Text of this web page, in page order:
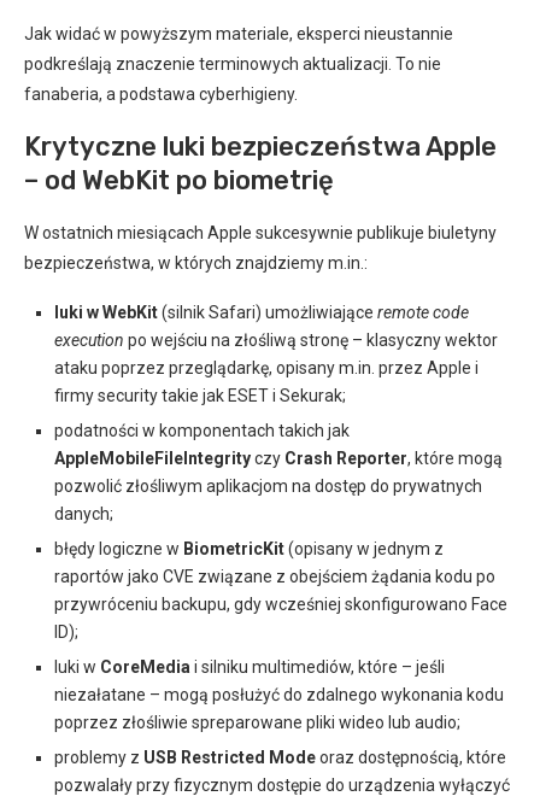
Jak widać w powyższym materiale, eksperci nieustannie
podkreślają znaczenie terminowych aktualizacji. To nie
fanaberia, a podstawa cyberhigieny.
Krytyczne luki bezpieczeństwa Apple
– od WebKit po biometrię
W ostatnich miesiącach Apple sukcesywnie publikuje biuletyny
bezpieczeństwa, w których znajdziemy m.in.:
luki w WebKit(silnik Safari) umożliwiające remote code
execution po wejściu na złośliwą stronę – klasyczny wektor
ataku poprzez przeglądarkę, opisany m.in. przez Apple i
firmy security takie jak ESET i Sekurak;
podatności w komponentach takich jak
AppleMobileFileIntegrityczy Crash Reporter, które mogą
pozwolić złośliwym aplikacjom na dostęp do prywatnych
danych;
błędy logiczne w BiometricKit(opisany w jednym z
raportów jako CVE związane z obejściem żądania kodu po
przywróceniu backupu, gdy wcześniej skonfigurowano Face
ID);
luki w CoreMedia i silniku multimediów, które – jeśli
niezałatane – mogą posłużyć do zdalnego wykonania kodu
poprzez złośliwie spreparowane pliki wideo lub audio;
problemy z USB Restricted Modeoraz dostępnością, które
pozwalały przy fizycznym dostępie do urządzenia wyłączyć